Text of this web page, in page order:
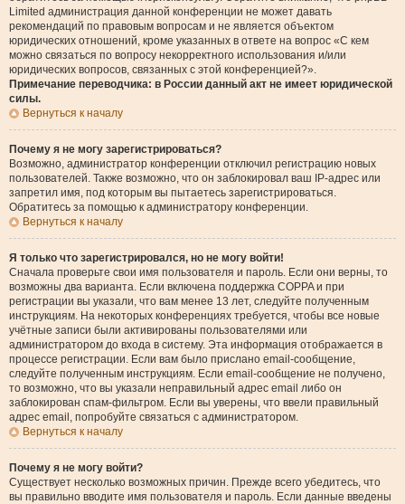
Limited администрация данной конференции не может давать
рекомендаций по правовым вопросам и не является объектом
юридических отношений, кроме указанных в ответе на вопрос «С кем
можно связаться по вопросу некорректного использования и/или
юридических вопросов, связанных с этой конференцией?».
Примечание переводчика: в России данный акт не имеет юридической
силы.
Вернуться к началу
Почему я не могу зарегистрироваться?
Возможно, администратор конференции отключил регистрацию новых
пользователей. Также возможно, что он заблокировал ваш IP-адрес или
запретил имя, под которым вы пытаетесь зарегистрироваться.
Обратитесь за помощью к администратору конференции.
Вернуться к началу
Я только что зарегистрировался, но не могу войти!
Сначала проверьте свои имя пользователя и пароль. Если они верны, то
возможны два варианта. Если включена поддержка COPPA и при
регистрации вы указали, что вам менее 13 лет, следуйте полученным
инструкциям. На некоторых конференциях требуется, чтобы все новые
учётные записи были активированы пользователями или
администратором до входа в систему. Эта информация отображается в
процессе регистрации. Если вам было прислано email-сообщение,
следуйте полученным инструкциям. Если email-сообщение не получено,
то возможно, что вы указали неправильный адрес email либо он
заблокирован спам-фильтром. Если вы уверены, что ввели правильный
адрес email, попробуйте связаться с администратором.
Вернуться к началу
Почему я не могу войти?
Существует несколько возможных причин. Прежде всего убедитесь, что
вы правильно вводите имя пользователя и пароль. Если данные введены